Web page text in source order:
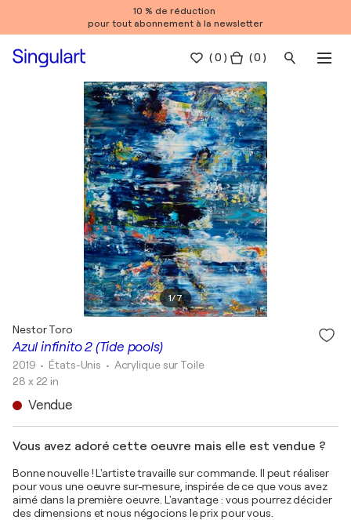
10 % de réduction
pour tout abonnement à la newsletter
(0 ) ( 0 )
1/7
Azul infinito 2 (Tide pools)
Nestor Toro
2019 • États-Unis • Acrylique sur Toile
28 x 22 in
Vendue
Vous avez adoré cette oeuvre mais elle est vendue ?
Bonne nouvelle ! L'artiste travaille sur commande. Il peut réaliser
pour vous une oeuvre sur-mesure, inspirée de ce que vous avez
aimé dans la première oeuvre. L'avantage : vous pourrez décider
des dimensions et nous négocions le prix pour vous.